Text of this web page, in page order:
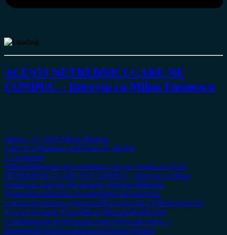
ACEȘTI NETREBNICI CARE NE
CONDUC – Interviu cu Mihai Eminescu
January 15, 2024 Miron Manega
ArhivaCertitudinea printTema de gândire
2 Comments
#MironManegaAceşti netrebnici care ne conducACEȘTI
NETREBNICI CARE NE CONDUC - Interviu cu Mihai
EminescuCadavrul din debaraCadedrala Mântuirii
Neamuluicertitudinea.rocertitudinea.rochestiunea
evreiascăchestiunea ungureascăCorupţia din CFRIntegrarea în
EuropaLibertatea PreseiMiron ManegaModificarea
ConstituţieiortodoxPericolul rusescPericolul rusesc •
BasarabiaProblema maidanezilorStatul Organic